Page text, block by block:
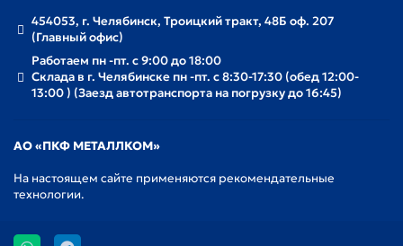
454053, г. Челябинск, Троицкий тракт, 48Б оф. 207
(Главный офис)
Работаем пн -пт. с 9:00 до 18:00
Склада в г. Челябинске пн -пт. с 8:30-17:30 (обед 12:00-
13:00 ) (Заезд автотранспорта на погрузку до 16:45)
АО «ПКФ МЕТАЛЛКОМ»
На настоящем сайте применяются рекомендательные
технологии.